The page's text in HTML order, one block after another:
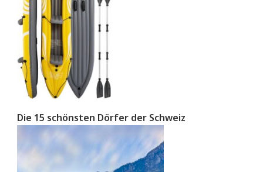
Die 15 schönsten Dörfer der Schweiz